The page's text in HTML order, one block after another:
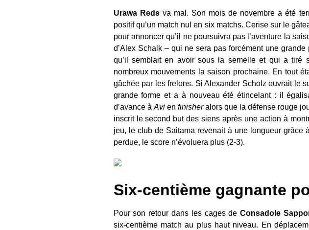
Urawa Redsva mal. Son mois de novembre a été
positif qu’un match nul en six matchs. Cerise sur le
pour annoncer qu’il ne poursuivra pas l’aventure la
d’Alex Schalk – qui ne sera pas forcément une
qu’il semblait en avoir sous la semelle et qui a tiré
nombreux mouvements la saison prochaine. En tout
gâchée par les frelons. Si Alexander Scholz ouvrait le
grande forme et a à nouveau été étincelant : il
d’avance àAvi en finisheralors que la défense rouge
inscrit le second but des siens après une action à
jeu, le club de Saitama revenait à une longueur grâce
perdue, le score n’évoluera plus (2-3).
Six-centième gagnante
Pour son retour dans les cages deConsadole
six-centième match au plus haut niveau. En